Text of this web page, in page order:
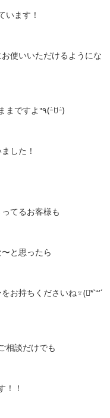
います！
使いいただけるようにな
もちろんデータ等も全てそのままですよ"٩(ｰ̀ꇴｰ́)
した！
てるお客様も
と思ったら
お持ちくださいね♆(⃔*`꒳´
相談だけでも
！！